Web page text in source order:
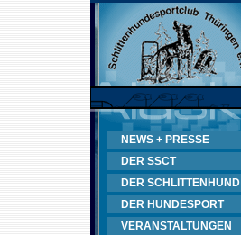
NEWS + PRESSE
DER SSCT
DER SCHLITTENHUND
DER HUNDESPORT
VERANSTALTUNGEN